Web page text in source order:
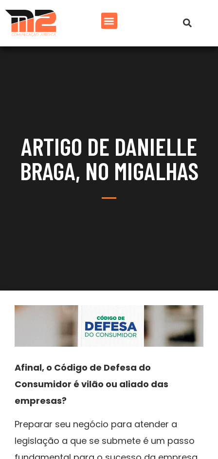
ARTIGO DE DANIELLE
BRAGA, NO MIGALHAS
Afinal, o Código de Defesa do
Consumidor é vilão ou aliado das
empresas?
Preparar seu negócio para atender a
legislação a que se submete é um passo